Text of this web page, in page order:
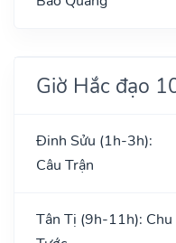
Giờ Hắc đạo
Đinh Sửu (1h-3h):
Câu Trận
Tân Tị (9h-11h): Chu